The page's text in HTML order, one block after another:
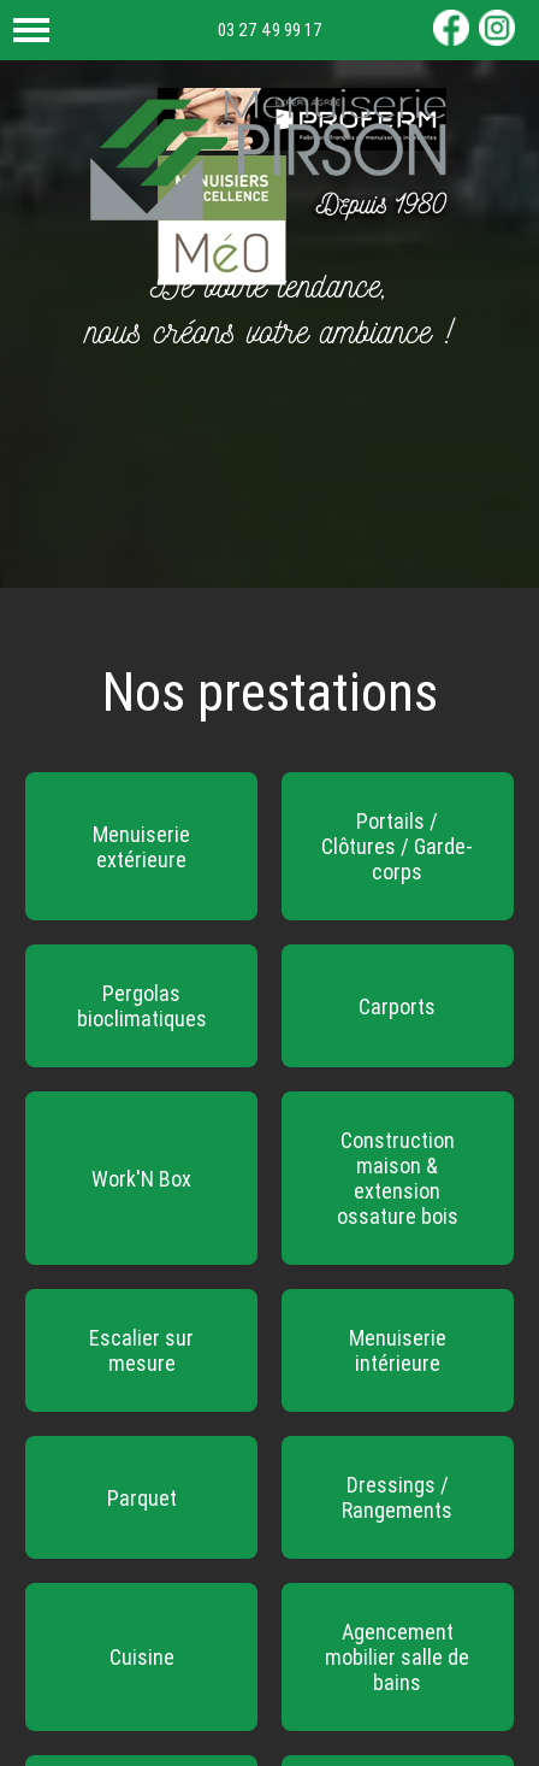
03 27 49 99 17
De votre tendance,
nous créons votre ambiance !
Nos prestations
Menuiserie
extérieure
Portails /
Clôtures / Garde-
corps
Pergolas
bioclimatiques
Carports
Work'N Box
Construction
maison &
extension
ossature bois
Escalier sur
mesure
Menuiserie
intérieure
Parquet
Dressings /
Rangements
Cuisine
Agencement
mobilier salle de
bains